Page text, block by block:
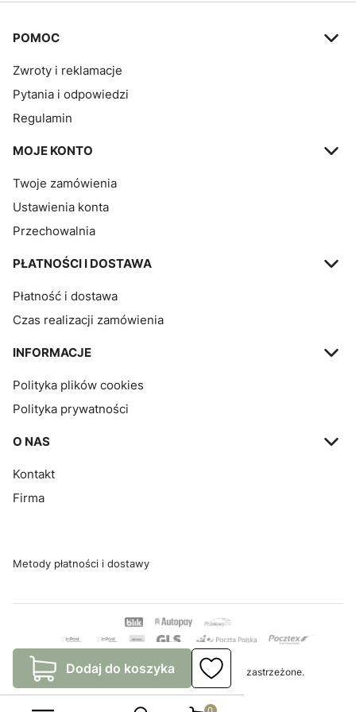
Linki w stopce
POMOC
Zwroty i reklamacje
Pytania i odpowiedzi
Regulamin
MOJE KONTO
Twoje zamówienia
Ustawienia konta
Przechowalnia
PŁATNOŚCI I DOSTAWA
Płatność i dostawa
Czas realizacji zamówienia
INFORMACJE
Polityka plików cookies
Polityka prywatności
O NAS
Kontakt
Firma
Metody płatności i dostawy
2026 Polskie Tkaniny © Wszystkie prawa zastrzeżone.
Szablon Avant
Dodaj do koszyka
Produkty w koszyku: 0.